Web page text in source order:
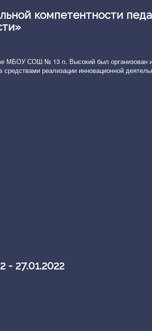
компетентности
МБОУ СОШ № 13 п. Высокий был организован
реализации инновационной
- 27.01.2022